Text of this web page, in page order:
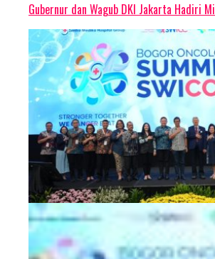
Gubernur dan Wagub DKI Jakarta Hadiri